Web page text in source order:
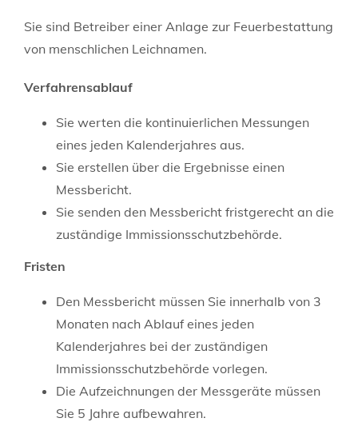
Sie sind Betreiber einer Anlage zur Feuerbestattung
von menschlichen Leichnamen.
Verfahrensablauf
Sie werten die kontinuierlichen Messungen
eines jeden Kalenderjahres aus.
Sie erstellen über die Ergebnisse einen
Messbericht.
Sie senden den Messbericht fristgerecht an die
zuständige Immissionsschutzbehörde.
Fristen
Den Messbericht müssen Sie innerhalb von 3
Monaten nach Ablauf eines jeden
Kalenderjahres bei der zuständigen
Immissionsschutzbehörde vorlegen.
Die Aufzeichnungen der Messgeräte müssen
Sie 5 Jahre aufbewahren.